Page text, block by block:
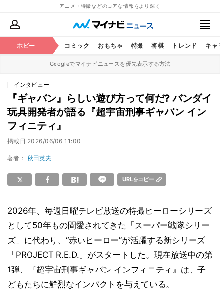
アニメ・特撮などのコアな情報をより深く
ホビー
アニメ コミック おもちゃ 特撮 将棋 トレンド キャ
Googleでマイナビニュースを優先表示する方法
インタビュー
『ギャバン』らしい遊び方って何だ? バンダイ
玩具開発者が語る『超宇宙刑事ギャバン イン
フィニティ』
掲載日 2026/06/06 11:00
著者： 秋田英夫
URLをコピー
2026年、毎週日曜テレビ放送の特撮ヒーローシリーズ
として50年もの間愛されてきた「スーパー戦隊シリー
ズ」に代わり、“赤いヒーロー”が活躍する新シリーズ
「PROJECT R.E.D.」がスタートした。現在放送中の第
1弾、『超宇宙刑事ギャバン インフィニティ』は、子
どもたちに鮮烈なインパクトを与えている。